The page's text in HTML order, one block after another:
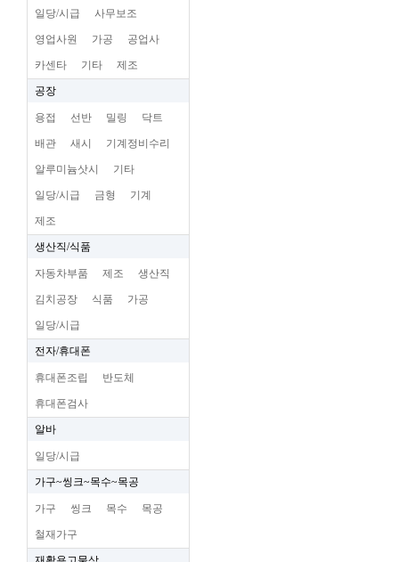
일당/시급 사무보조
영업사원 가공 공업사
카센타 기타 제조
공장
용접 선반 밀링 닥트
배관 새시 기계정비수리
알루미늄삿시 기타
일당/시급 금형 기계
제조
생산직/식품
자동차부품 제조 생산직
김치공장 식품 가공
일당/시급
전자/휴대폰
휴대폰조립 반도체
휴대폰검사
알바
일당/시급
가구~씽크~목수~목공
가구 씽크 목수 목공
철재가구